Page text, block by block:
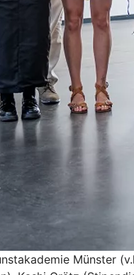
Münster